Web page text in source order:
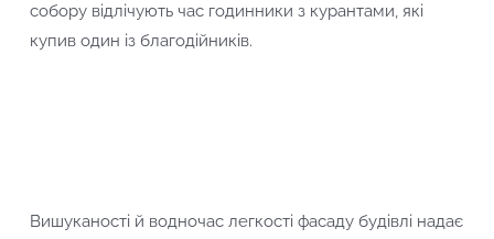
собору відлічують час годинники з курантами, які
купив один із благодійників.
Вишуканості й водночас легкості фасаду будівлі надає